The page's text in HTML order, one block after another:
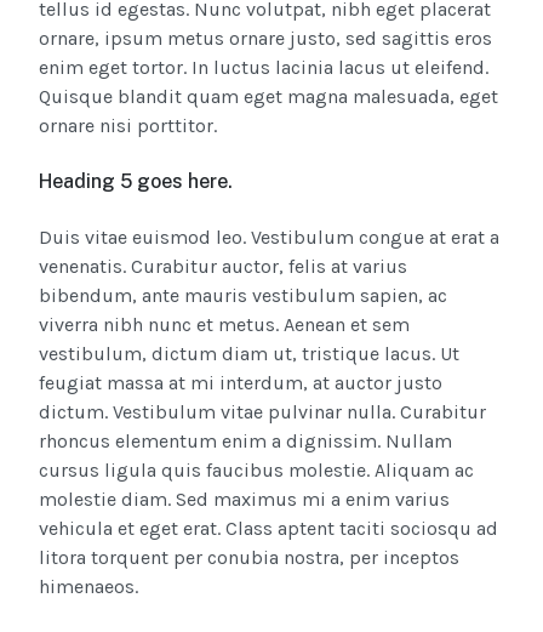
tellus id egestas. Nunc volutpat, nibh eget placerat
ornare, ipsum metus ornare justo, sed sagittis eros
enim eget tortor. In luctus lacinia lacus ut eleifend.
Quisque blandit quam eget magna malesuada, eget
ornare nisi porttitor.
Heading 5 goes here.
Duis vitae euismod leo. Vestibulum congue at erat a
venenatis. Curabitur auctor, felis at varius
bibendum, ante mauris vestibulum sapien, ac
viverra nibh nunc et metus. Aenean et sem
vestibulum, dictum diam ut, tristique lacus. Ut
feugiat massa at mi interdum, at auctor justo
dictum. Vestibulum vitae pulvinar nulla. Curabitur
rhoncus elementum enim a dignissim. Nullam
cursus ligula quis faucibus molestie. Aliquam ac
molestie diam. Sed maximus mi a enim varius
vehicula et eget erat. Class aptent taciti sociosqu ad
litora torquent per conubia nostra, per inceptos
himenaeos.